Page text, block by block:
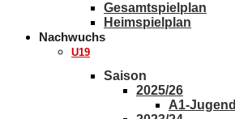
Gesamtspielplan
Heimspielplan
Nachwuchs
U19
Saison
2025/26
A1-Jugend